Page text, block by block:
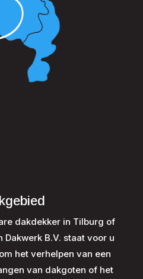
dakdekker in Tilburg of
B.V. staat voor u
het verhelpen van een
van dakgoten of het